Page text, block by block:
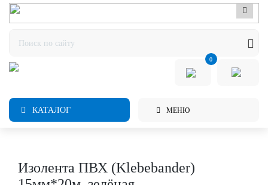
0
КАТАЛОГ МЕНЮ
Изолента ПВХ (Klebebander)